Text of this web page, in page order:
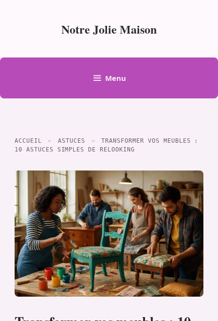
Notre Jolie Maison
Menu
ACCUEIL » ASTUCES »
TRANSFORMER VOS MEUBLES :
10 ASTUCES SIMPLES DE RELOOKING